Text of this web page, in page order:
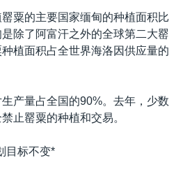
粟的主要国家缅甸的种植面积比
除了阿富汗之外的全球第二大罂
植面积占全世界海洛因供应量的
产量占全国的90%。去年，少数
止罂粟的种植和交易。
目标不变*